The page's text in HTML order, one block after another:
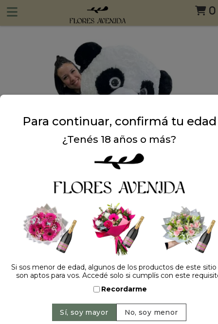
0
Dejá tu opinión
Para continuar, confirmá tu edad
¿Tenés 18 años o más?
Si sos menor de edad, algunos de los productos de este
son aptos para vos. Accedé solo si cumplís con este
Recordarme